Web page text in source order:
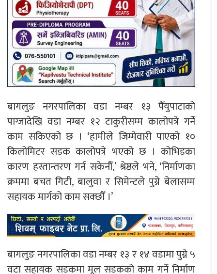
बागलुङ नगरपालिका वडा नम्बर १३ पैँयुपाटाको
पाग्जादेखि वडा नम्बर १२ टाकुरीसम्म कालोपत्रे गर्ने
काम सकिएको छ । ‘हामीले जिम्मेवारी पाएको १०
किलोमिटर सडक कालोपत्रे भएको छ । कोभिडका
कारण हस्तान्तरण गर्न सकेनौँ,’ श्रेष्ठले भने, ‘निर्माणका
क्रममा बचत गिटी, बालुवा र सिमेन्टले पुग्ने बेलासम्म
सहायक मार्गको काम सक्छौँ ।’
बागलुङ नगरपालिका वडा नम्बर १३ र १४ वडामा पुग्ने ५
वटा सहायक सडकमा मूल सडकको काम गर्ने निर्माण